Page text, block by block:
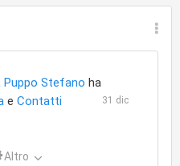
Puppo Stefano ha
e Contatti 31 dic
Altro